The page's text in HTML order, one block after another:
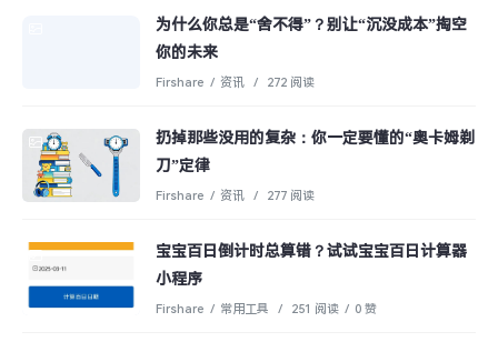
为什么你总是“舍不得”？别让“沉没成本”掏空
你的未来
Firshare / 资讯 / 272 阅读
扔掉那些没用的复杂：你一定要懂的“奥卡姆剃
刀”定律
Firshare / 资讯 / 277 阅读
宝宝百日倒计时总算错？试试宝宝百日计算器
小程序
Firshare / 常用工具 / 251 阅读 / 0 赞